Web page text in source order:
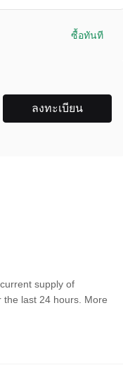
ซื้อทันที
ลงทะเบียน
supply of
the last 24 hours. More